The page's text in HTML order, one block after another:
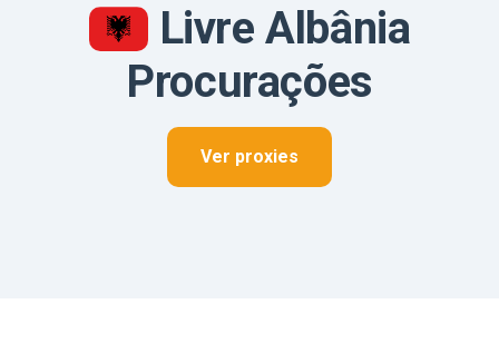
Livre Albânia
Procurações
Ver proxies